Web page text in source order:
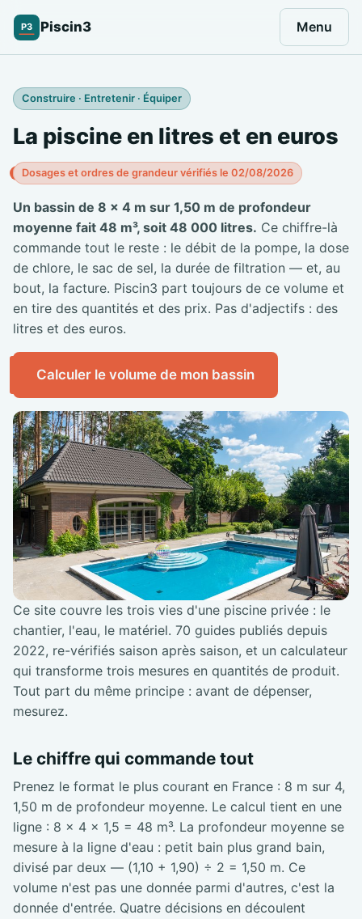
P3 Piscin3 Menu
Construire · Entretenir · Équiper
La piscine en litres et en euros
Dosages et ordres de grandeur vérifiés le 02/08/2026
Un bassin de 8 × 4 m sur 1,50 m de profondeur
moyenne fait 48 m³, soit 48 000 litres. Ce chiffre-là
commande tout le reste : le débit de la pompe, la dose
de chlore, le sac de sel, la durée de filtration — et, au
bout, la facture. Piscin3 part toujours de ce volume et
en tire des quantités et des prix. Pas d'adjectifs : des
litres et des euros.
Calculer le volume de mon bassin
Ce site couvre les trois vies d'une piscine privée : le
chantier, l'eau, le matériel. 70 guides publiés depuis
2022, re-vérifiés saison après saison, et un calculateur
qui transforme trois mesures en quantités de produit.
Tout part du même principe : avant de dépenser,
mesurez.
Le chiffre qui commande tout
Prenez le format le plus courant en France : 8 m sur 4,
1,50 m de profondeur moyenne. Le calcul tient en une
ligne : 8 × 4 × 1,5 = 48 m³. La profondeur moyenne se
mesure à la ligne d'eau : petit bain plus grand bain,
divisé par deux — (1,10 + 1,90) ÷ 2 = 1,50 m. Ce
volume n'est pas une donnée parmi d'autres, c'est la
donnée d'entrée. Quatre décisions en découlent